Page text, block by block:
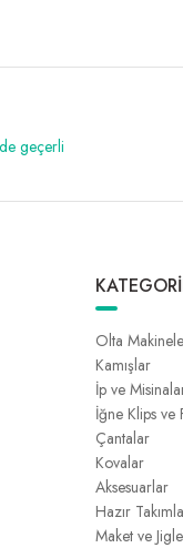
geçerli
Olta
Kamışlar
İp ve
İğne Klips ve
Çantalar
Kovalar
Aksesuarlar
Hazır
Maket ve